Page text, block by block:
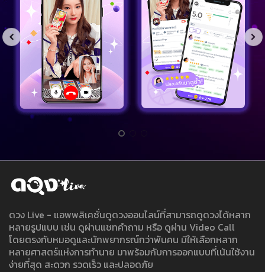
ดวง Live - แอพพลิเคชั่นดูดวงออนไลน์ที่สามารถดูดวงได้หลาก
หลายรูปแบบ เช่น ดูผ่านแชทคำถาม หรือ ดูผ่าน Video Call
โดยตรงกับหมอดูและนักพยากรณ์กว่าพันคน มีให้เลือกหลาก
หลายศาสตร์แห่งการทำนาย มาพร้อมกับการออกแบบที่เน้นใช้งาน
ง่ายที่สุด สะดวก รวดเร็ว และปลอดภัย